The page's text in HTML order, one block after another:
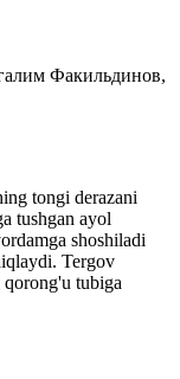
Факильдинов,
tongi derazani
tushgan ayol
shoshiladi
Tergov
tubiga